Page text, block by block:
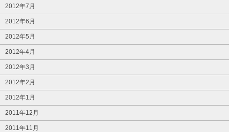
2012年7月
2012年6月
2012年5月
2012年4月
2012年3月
2012年2月
2012年1月
2011年12月
2011年11月